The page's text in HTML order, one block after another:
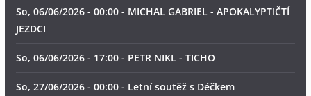
So, 06/06/2026 - 00:00 - MICHAL GABRIEL - APOKALYPTIČTÍ
JEZDCI
So, 06/06/2026 - 17:00 - PETR NIKL - TICHO
So, 27/06/2026 - 00:00 - Letní soutěž s Déčkem